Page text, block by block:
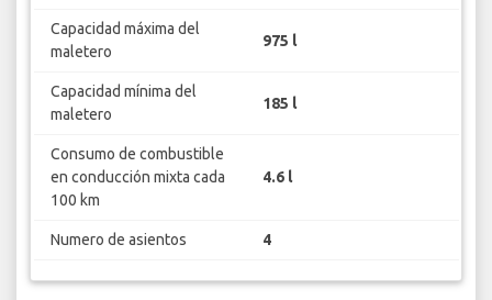
Capacidad máxima del
maletero
975 l
Capacidad mínima del
maletero
185 l
Consumo de combustible
en conducción mixta cada
100 km
4.6 l
Numero de asientos 4